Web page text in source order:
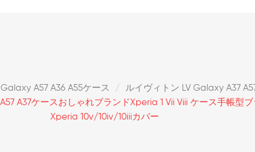
A57 A36 A55ケース
ルイヴィトン LV Galaxy A37
A37ケースおしゃれブランドxperia 1 Vii Viii ケース手帳型
Xperia 10v/10iv/10iiiカバー